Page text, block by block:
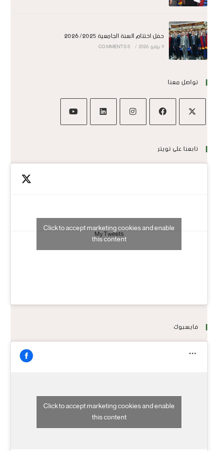
حفل اختتام السنة الجامعية 2026/2025
9 يوليو 2026 /
0 COMMENTS
تواصل معنا
تابعنا على تويتر
My Tweets
Click to accept marketing cookies and enable
this content
فايسبوك
Click to accept marketing cookies and enable
this content